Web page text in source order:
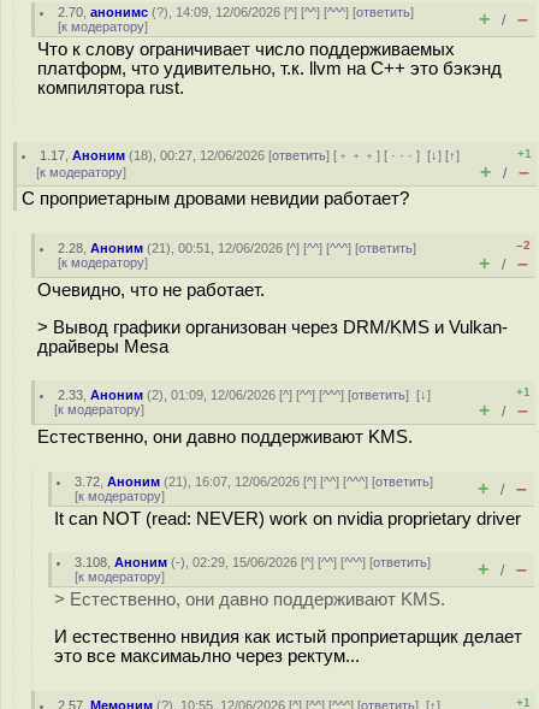
2.70 ,анонимс (?), 14:09, 12/06/2026 [^] [^^] [^^^] [ответить]
[к модератору] + / –
Что к слову ограничивает число поддерживаемых
платформ, что удивительно, т.к. llvm на C++ это бэкэнд
компилятора rust.
1.17 ,Аноним (18), 00:27, 12/06/2026 [ответить] [ ﹢﹢﹢] [ · · ·][↓] [↑]
[к модератору]
+1
+ / –
С проприетарным дровами невидии работает?
2.28 ,Аноним (21), 00:51, 12/06/2026 [^] [^^] [^^^] [ответить]
[к модератору]
–2
+ / –
Очевидно, что не работает.
> Вывод графики организован через DRM/KMS и Vulkan-
драйверы Mesa
2.33 ,Аноним (2), 01:09, 12/06/2026 [^] [^^] [^^^] [ответить][↓]
[к модератору]
+1
+ / –
Естественно, они давно поддерживают KMS.
3.72 ,Аноним (21), 16:07, 12/06/2026 [^] [^^] [^^^] [ответить]
[к модератору] + / –
It can NOT (read: NEVER) work on nvidia proprietary driver
3.108 ,Аноним (-), 02:29, 15/06/2026 [^] [^^] [^^^] [ответить]
[к модератору] + / –
> Естественно, они давно поддерживают KMS.
И естественно нвидия как истый проприетарщик делает
это все максимаьлно через ректум...
2.57 ,Мемоним (?), 10:55, 12/06/2026 [^] [^^] [^^^] [ответить][↑]
+1